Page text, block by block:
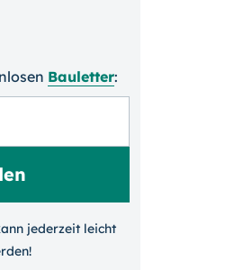
Bauletter:
jeder­zeit leicht